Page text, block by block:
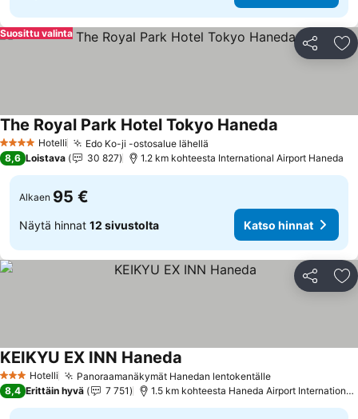
Jaa
Suosittu valinta
4 Tähtiluokitus
Hotelli Edo Ko-ji -ostosalue lähellä
The Royal Park Hotel Tokyo Haneda
8,6 Loistava 30 827 1.2 km kohteesta International Airport Haneda
Alkaen 95 €
Näytä hinnat 12 sivustolta Katso hinnat
Jaa
3 Tähtiluokitus
Hotelli Panoraamanäkymät Hanedan lentokentälleKatso hinnat
KEIKYU EX INN Haneda
8,4 Erittäin hyvä 7 751 1.5 km kohteesta Haneda Airport International